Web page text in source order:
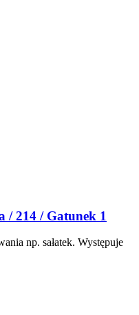
/ 214 / Gatunek 1
np. sałatek. Występuje